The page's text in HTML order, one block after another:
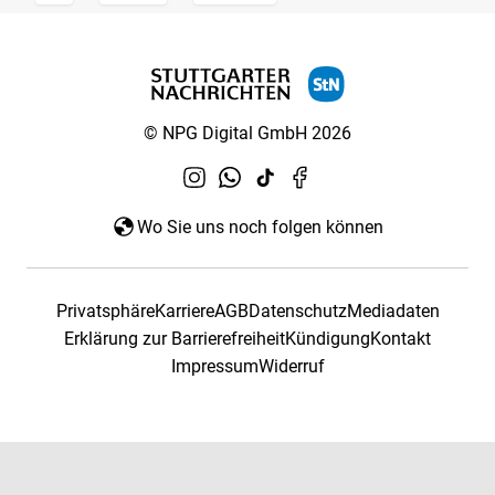
© NPG Digital GmbH 2026
Wo Sie uns noch folgen können
PrivatsphäreKarriereAGBDatenschutzMediadaten
Erklärung zur BarrierefreiheitKündigungKontakt
ImpressumWiderruf